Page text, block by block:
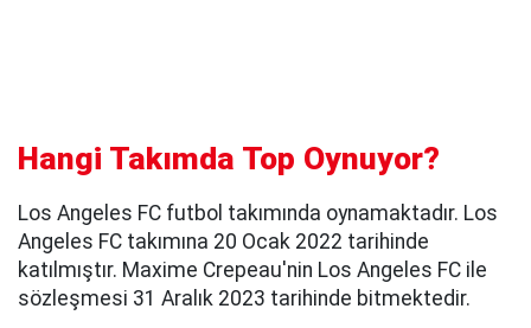
Hangi Takımda Top Oynuyor?
Los Angeles FC futbol takımında oynamaktadır. Los
Angeles FC takımına 20 Ocak 2022 tarihinde
katılmıştır. Maxime Crepeau'nin Los Angeles FC ile
sözleşmesi 31 Aralık 2023 tarihinde bitmektedir.